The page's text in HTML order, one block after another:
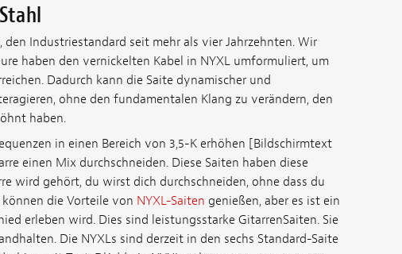
Industriestandard seit mehr als vier Jahrzehnten. Wir
haben den vernickelten Kabel in NYXL umformuliert, um
Dadurch kann die Saite dynamischer und
ohne den fundamentalen Klang zu verändern, den
haben.
in einen Bereich von 3,5-K erhöhen [Bildschirmtext
einen Mix durchschneiden. Diese Saiten haben diese
wird gehört, du wirst dich durchschneiden, ohne dass du
die Vorteile von NYXL-Saiten genießen, aber es ist ein
erleben wird. Dies sind leistungsstarke GitarrenSaiten. Sie
Die NYXLs sind derzeit in den sechs Standard-Saite